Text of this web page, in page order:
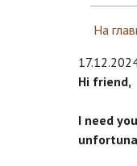
На
Hi friend,
I need